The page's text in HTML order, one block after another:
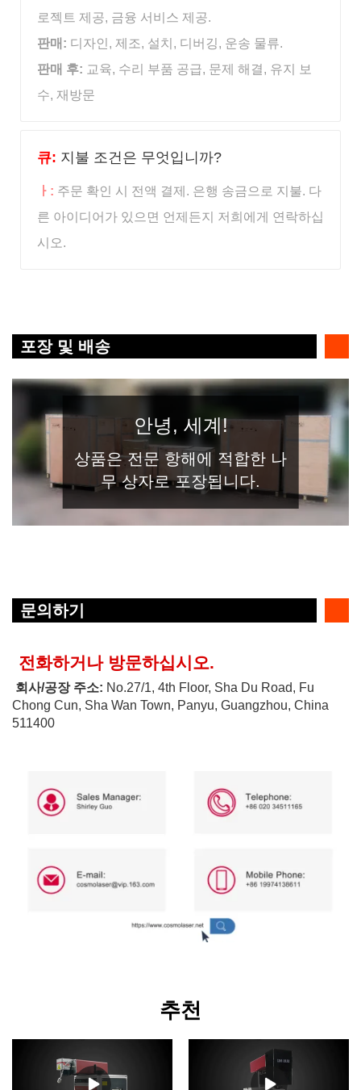
로젝트 제공, 금융 서비스 제공.
판매: 디자인, 제조, 설치, 디버깅, 운송 물류.
판매 후: 교육, 수리 부품 공급, 문제 해결, 유지 보
수, 재방문
큐: 지불 조건은 무엇입니까?
ㅏ: 주문 확인 시 전액 결제. 은행 송금으로 지불. 다
른 아이디어가 있으면 언제든지 저희에게 연락하십
시오.
포장 및 배송
안녕, 세계!
상품은 전문 항해에 적합한 나
무 상자로 포장됩니다.
문의하기
전화하거나 방문하십시오.
회사/공장 주소: No.27/1, 4th Floor, Sha Du Road, Fu
Chong Cun, Sha Wan Town, Panyu, Guangzhou, China
511400
추천